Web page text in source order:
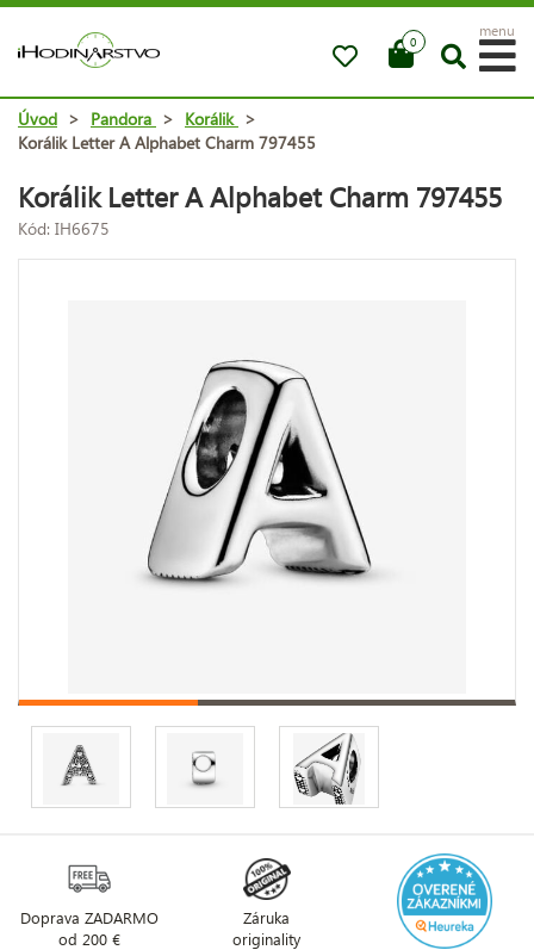
0
menu
Úvod > Pandora > Korálik >
Korálik Letter A Alphabet Charm 797455
Korálik Letter A Alphabet Charm 797455
Kód: IH6675
Doprava ZADARMO
od 200 €
Záruka
originality